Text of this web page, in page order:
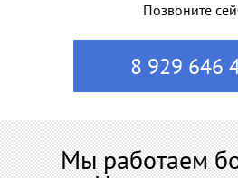
Позвоните
8 929 646
Мы работаем